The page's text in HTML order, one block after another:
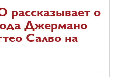
рассказывает о
Джермано
Салво на